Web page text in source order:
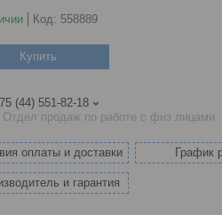
Код: 558889
Купить
(44) 551-82-18
Отдел продаж по работе с физ лицами
оплаты и доставки График
и гарантия